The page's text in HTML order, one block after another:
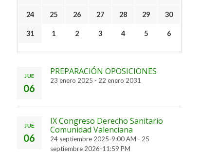
24 25 26 27 28 29 30
31 1 2 3 4 5 6
JUE
06
PREPARACIÓN OPOSICIONES
23 enero 2025 - 22 enero 2031
JUE
06
IX Congreso Derecho Sanitario
Comunidad Valenciana
24 septiembre 2025-9:00 AM - 25
septiembre 2026-11:59 PM